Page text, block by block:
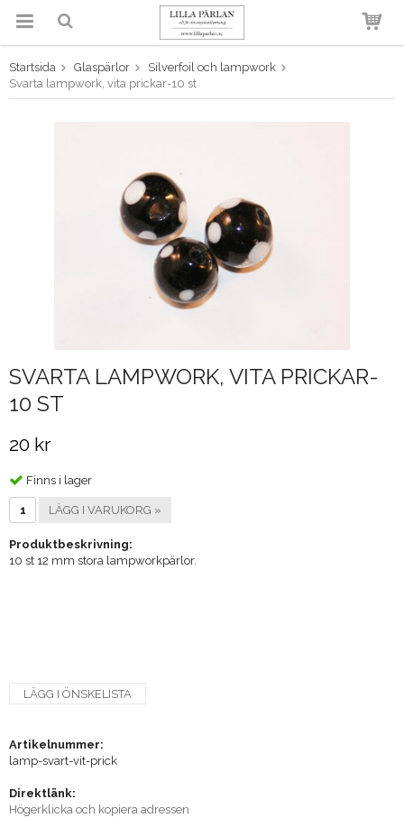
Produkten har blivit tillagd i
varukorgen
Startsida Glaspärlor
Silverfoil och lampwork
Svarta lampwork, vita prickar-10 st
SVARTA LAMPWORK, VITA PRICKAR-
10 ST
20 kr
Finns i lager
LÄGG I VARUKORG »
Produktbeskrivning:
10 st 12 mm stora lampworkpärlor.
LÄGG I ÖNSKELISTA
Artikelnummer:
lamp-svart-vit-prick
Direktlänk:
Högerklicka och kopiera adressen